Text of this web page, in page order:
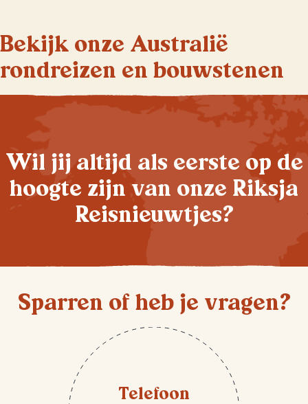
Bekijk onze Australië
rondreizen en bouwstenen
Wil jij altijd als eerste op de
hoogte zijn van onze Riksja
Reisnieuwtjes?
Sparren of heb je vragen?
Telefoon